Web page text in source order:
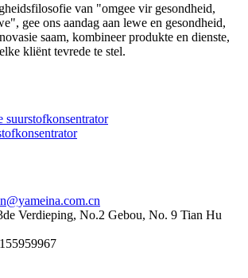
van "omgee vir gesondheid,
gee ons aandag aan lewe en gesondheid,
saam, kombineer produkte en dienste,
kliënt tevrede te stel.
suurstofkonsentrator
Verdieping, No.2 Gebou, No. 9 Tian Hu